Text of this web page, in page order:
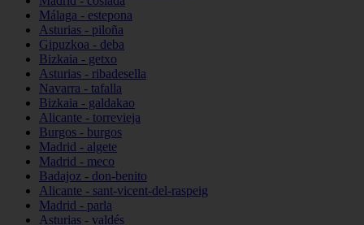
Málaga - estepona
Asturias - piloña
Gipuzkoa - deba
Bizkaia - getxo
Asturias - ribadesella
Navarra - tafalla
Bizkaia - galdakao
Alicante - torrevieja
Burgos - burgos
Madrid - algete
Madrid - meco
Badajoz - don-benito
Alicante - sant-vicent-del-raspeig
Madrid - parla
Asturias - valdés